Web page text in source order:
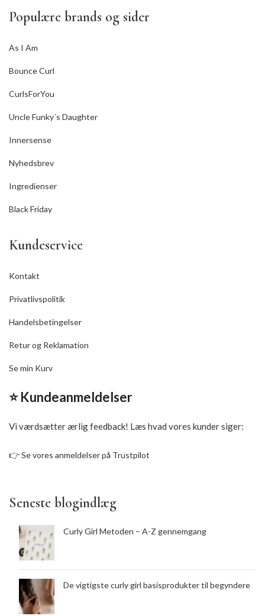
Populære brands og sider
As I Am
Bounce Curl
CurlsForYou
Uncle Funky´s Daughter
Innersense
Nyhedsbrev
Ingredienser
Black Friday
Kundeservice
Kontakt
Privatlivspolitik
Handelsbetingelser
Retur og Reklamation
Se min Kurv
⭐ Kundeanmeldelser
Vi værdsætter ærlig feedback! Læs hvad vores kunder siger:
👉Se vores anmeldelser på Trustpilot
Seneste blogindlæg
Curly Girl Metoden – A-Z gennemgang
De vigtigste curly girl basisprodukter til begyndere